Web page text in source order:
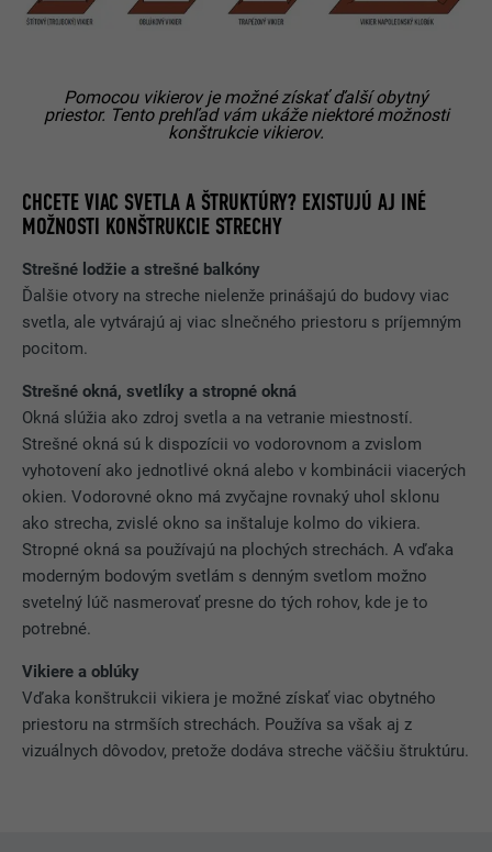
CHCETE VIAC SVETLA A ŠTRUKTÚRY? EXISTUJÚ AJ INÉ
MOŽNOSTI KONŠTRUKCIE STRECHY
Strešné lodžie a strešné balkóny
Ďalšie otvory na streche nielenže prinášajú do budovy viac
svetla, ale vytvárajú aj viac slnečného priestoru s príjemným
pocitom.
Strešné okná, svetlíky a stropné okná
Okná slúžia ako zdroj svetla a na vetranie miestností.
Strešné okná sú k dispozícii vo vodorovnom a zvislom
vyhotovení ako jednotlivé okná alebo v kombinácii viacerých
okien. Vodorovné okno má zvyčajne rovnaký uhol sklonu
ako strecha, zvislé okno sa inštaluje kolmo do vikiera.
Stropné okná sa používajú na plochých strechách. A vďaka
moderným bodovým svetlám s denným svetlom možno
svetelný lúč nasmerovať presne do tých rohov, kde je to
potrebné.
Vikiere a oblúky
Vďaka konštrukcii vikiera je možné získať viac obytného
priestoru na strmších strechách. Používa sa však aj z
vizuálnych dôvodov, pretože dodáva streche väčšiu štruktúru.
Pomocou vikierov je možné získať ďalší obytný
priestor. Tento prehľad vám ukáže niektoré možnosti
konštrukcie vikierov.
DOBA TRVANIA 1 rok
ÚČEL
správny atribút SameSite pre všetky
súbory cookie v danom prehliadači.
_fbp
POSKYTOVATEĽ Facebook
DOBA TRVANIA 3 mesiace
Používa ho Facebook na zobrazenie
na ponuky tretích strán v reálnom
čase.
POSKYTOVATEĽ Facebook
DOBA TRVANIA 3 mesiace
ÚČEL
čase.